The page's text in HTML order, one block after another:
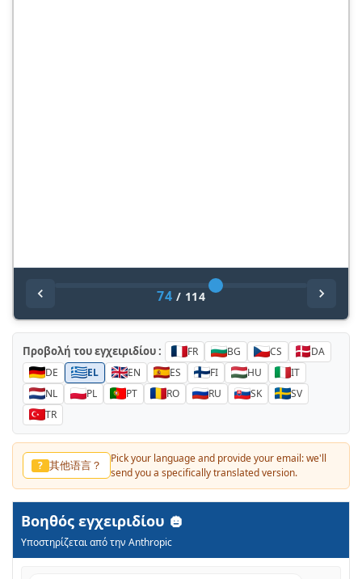
74 / 114
Προβολή του εγχειριδίου : FR BG CS
DA
DE
EL EN ES FI HU
IT
NL
PL PT RO RU SK
SV
TR
? 其他语言？
Pick your language and provide your email: we'll
send you a specifically translated version.
Βοηθός εγχειριδίου
Υποστηρίζεται από την Anthropic